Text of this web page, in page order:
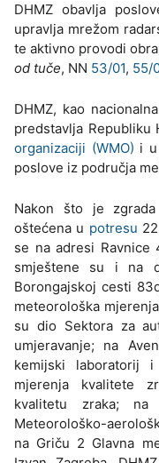
DHMZ obavlja
upravlja mrežom
te aktivno provodi
od tuče, NN 53/01, 55/
DHMZ, kao
predstavlja Republiku
organizaciji (WMO) i u
poslove iz područja
Nakon što je
oštećena u potresu
se na adresi Ravnice
smještene su i na
Borongajskoj cesti
meteorološka
su dio Sektora za
umjeravanje; na
kemijski laboratorij
mjerenja kvalitete
kvalitetu zraka; na
Meteorološko-
na Griču 2 Glavna